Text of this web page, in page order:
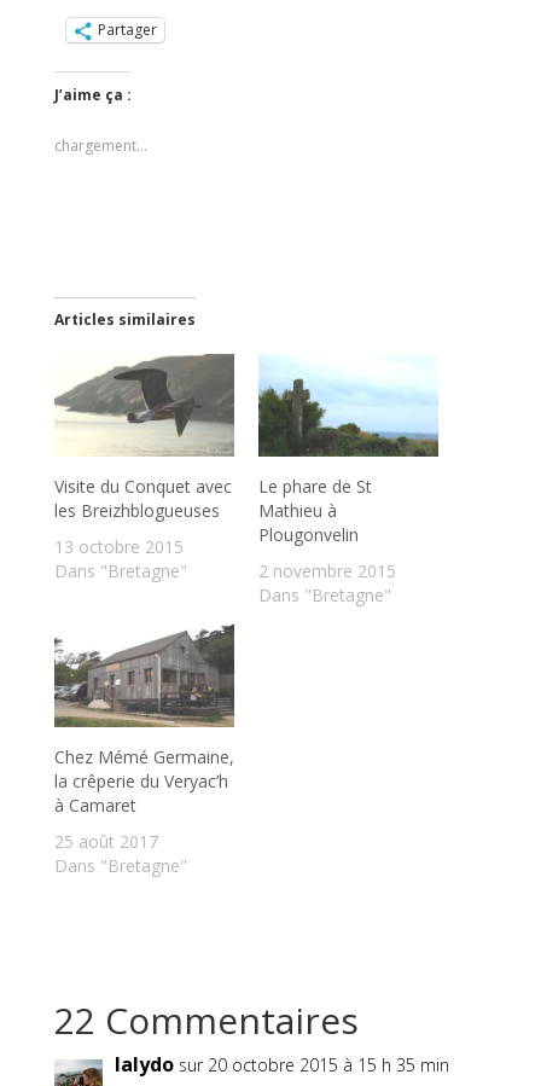
Partager
J’aime ça :
chargement…
Articles similaires
Visite du Conquet avec
les Breizhblogueuses
13 octobre 2015
Dans "Bretagne"
Le phare de St
Mathieu à
Plougonvelin
2 novembre 2015
Dans "Bretagne"
Chez Mémé Germaine,
la crêperie du Veryac’h
à Camaret
25 août 2017
Dans "Bretagne"
22 Commentaires
lalydo sur 20 octobre 2015 à 15 h 35 min